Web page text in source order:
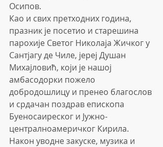
Осипов.
Као и свих претходних година,
празник је посетио и старешина
парохије Светог Николаја Жичког у
Сантјагу де Чиле, јереј Душан
Михајловић, који је нашој
амбасодорки пожело
добродошлицу и пренео благослов
и срдачан поздрав епископа
Буеносаиреског и Јужно-
централноамеричког Кирила.
Након уводне закуске, музика и